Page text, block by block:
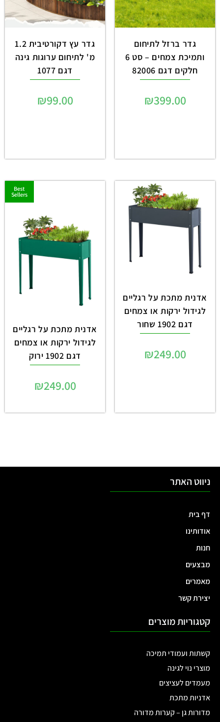
גדר ברזל לתיחום
ותמיכת צמחים – סט 6
חלקים דגם 82006
₪399.00
גדר עץ דקורטיבית 1.2
מ' לתיחום ערוגות גינה
דגם 1077
₪99.00
אדנית מתכת על רגליים
לגידול ירקות או צמחים
דגם 1902 שחור
₪249.00
Best
Sellers
אדנית מתכת על רגליים
לגידול ירקות או צמחים
דגם 1902 ירוק
₪249.00
ניווט האתר
דף בית
אודותינו
חנות
מבצעים
מאמרים
יצירת קשר
קטגוריות מוצרים
קשתות ועמודי תמיכה
מוצרי נוי לגינה
מעמדים לעציצים
אדניות מתכת
מדורות גן – קערות מדורה